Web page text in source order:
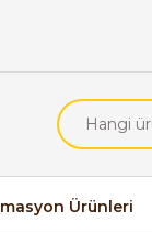
Ürünleri